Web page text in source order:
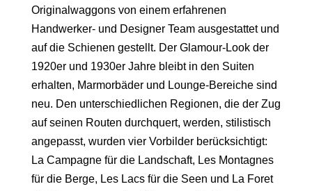
Originalwaggonsvon einem erfahrenen
Handwerker- und Designer Team ausgestattet und
auf die Schienen gestellt. Der Glamour-Lookder
1920er und 1930er Jahre bleibt in den Suiten
erhalten, Marmorbäder und Lounge-Bereiche sind
neu. Den unterschiedlichen Regionen, die der Zug
auf seinen Routen durchquert, werden, stilistisch
angepasst, wurden vier Vorbilder berücksichtigt:
La Campagne für die Landschaft, Les Montagnes
für die Berge, Les Lacs für die Seen und La Foret